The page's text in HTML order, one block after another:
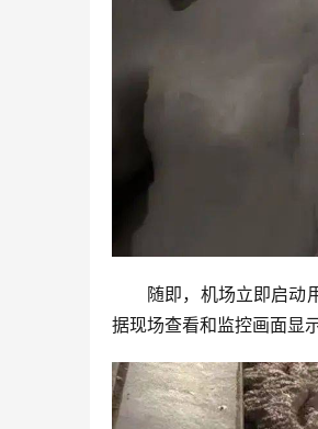
随即，机场立即启动
据现场查看和监控画面显